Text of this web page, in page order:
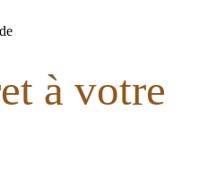
à votre